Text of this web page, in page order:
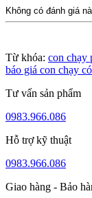
Không có đánh giá
Từ khóa: con chạy
báo giá con chạy
Tư vấn sản phẩm
0983.966.086
Hỗ trợ kỹ thuật
0983.966.086
Giao hàng - Bảo